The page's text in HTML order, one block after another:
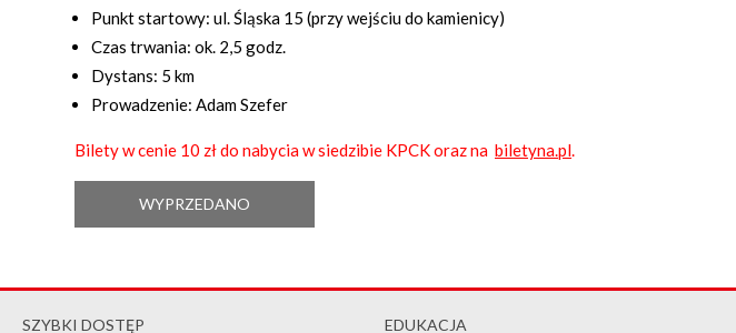
Punkt startowy: ul. Śląska 15 (przy wejściu do kamienicy)
Czas trwania: ok. 2,5 godz.
Dystans: 5 km
Prowadzenie: Adam Szefer
Bilety w cenie 10 zł do nabycia w siedzibie KPCK oraz na biletyna.pl.
WYPRZEDANO
SZYBKI DOSTĘP EDUKACJA